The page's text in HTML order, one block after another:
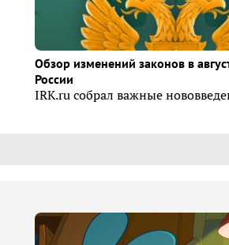
Обзор изменений законов в
России
IRK.ru собрал важные